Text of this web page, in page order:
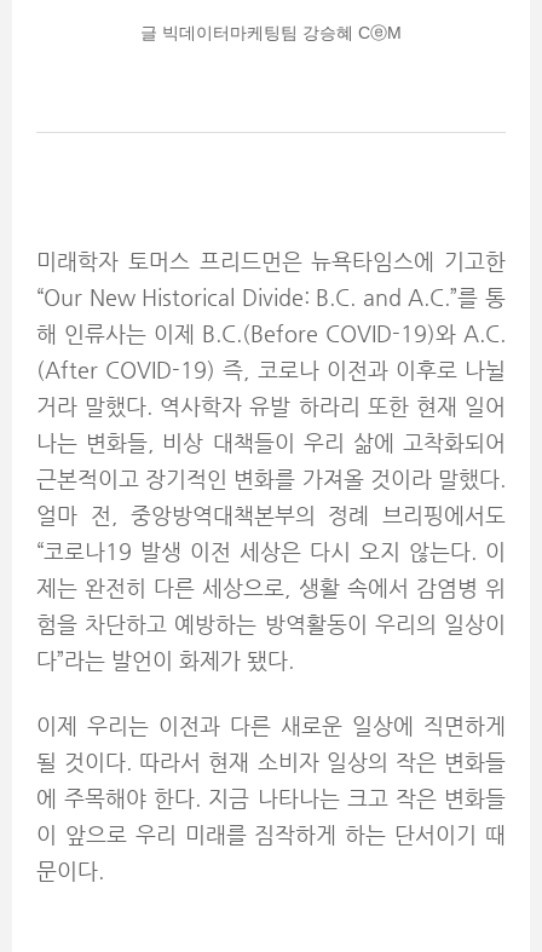
글 빅데이터마케팅팀 강승혜 CⓔM
미래학자 토머스 프리드먼은 뉴욕타임스에 기고한
“Our New Historical Divide: B.C. and A.C.”를 통
해 인류사는 이제 B.C.(Before COVID-19)와 A.C.
(After COVID-19) 즉, 코로나 이전과 이후로 나뉠
거라 말했다. 역사학자 유발 하라리 또한 현재 일어
나는 변화들, 비상 대책들이 우리 삶에 고착화되어
근본적이고 장기적인 변화를 가져올 것이라 말했다.
얼마 전, 중앙방역대책본부의 정례 브리핑에서도
“코로나19 발생 이전 세상은 다시 오지 않는다. 이
제는 완전히 다른 세상으로, 생활 속에서 감염병 위
험을 차단하고 예방하는 방역활동이 우리의 일상이
다”라는 발언이 화제가 됐다.
이제 우리는 이전과 다른 새로운 일상에 직면하게
될 것이다. 따라서 현재 소비자 일상의 작은 변화들
에 주목해야 한다. 지금 나타나는 크고 작은 변화들
이 앞으로 우리 미래를 짐작하게 하는 단서이기 때
문이다.